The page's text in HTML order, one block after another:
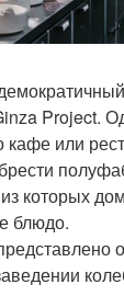
Project.
кафе или
которых
блюдо.